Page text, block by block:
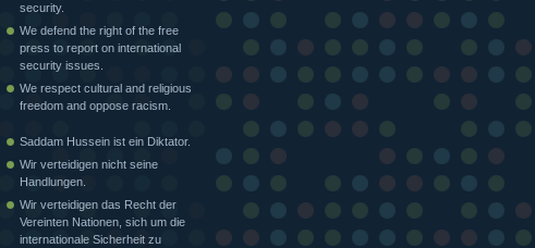
security.
We defend the right of the free
press to report on international
security issues.
We respect cultural and religious
freedom and oppose racism.
Saddam Hussein ist ein Diktator.
Wir verteidigen nicht seine
Handlungen.
Wir verteidigen das Recht der
Vereinten Nationen, sich um die
internationale Sicherheit zu